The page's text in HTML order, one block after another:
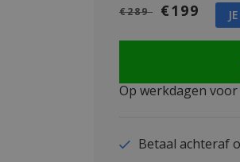
€289 €199
Op werkdagen
Betaal achteraf